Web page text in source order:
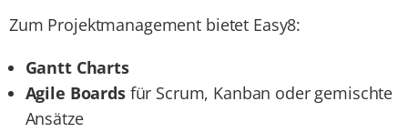
Zum Projektmanagement bietet Easy8:
Gantt Charts
Agile Boardsfür Scrum, Kanban oder gemischte
Ansätze